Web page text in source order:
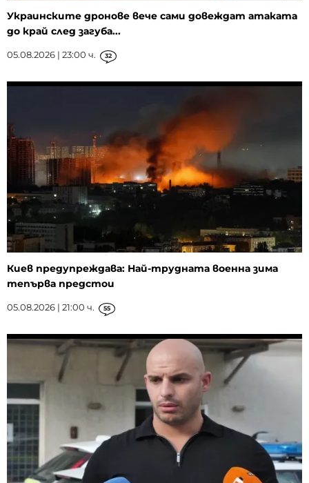
Украинските дронове вече сами довеждат атаката
до край след загуба...
05.08.2026 | 23:00 ч. 32
Киев предупреждава: Най-трудната военна зима
тепърва предстои
05.08.2026 | 21:00 ч. 55